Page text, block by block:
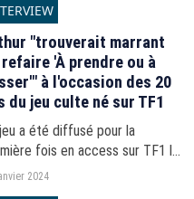
12 janvier 2024.
"trouverait marrant
'À prendre ou à
à l'occasion des 20
du jeu culte né sur TF1
a été diffusé pour la
fois en access sur TF1 le
12 janvier 2004, il y a vingt ans
2024